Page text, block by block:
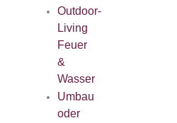
Outdoor-
Living
Feuer
&
Wasser
Umbau
oder